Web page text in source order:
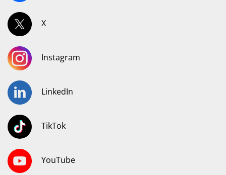
X
Instagram
LinkedIn
TikTok
YouTube